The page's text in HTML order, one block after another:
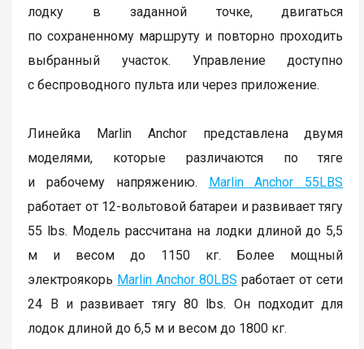
лодку в заданной точке, двигаться
по сохраненному маршруту и повторно проходить
выбранный участок. Управление доступно
с беспроводного пульта или через приложение.
Линейка Marlin Anchor представлена двумя
моделями, которые различаются по тяге
и рабочему напряжению. Marlin Anchor 55LBS
работает от 12-вольтовой батареи и развивает тягу
55 lbs. Модель рассчитана на лодки длиной до 5,5
м и весом до 1150 кг. Более мощный
электроякорь Marlin Anchor 80LBS работает от сети
24 В и развивает тягу 80 lbs. Он подходит для
лодок длиной до 6,5 м и весом до 1800 кг.